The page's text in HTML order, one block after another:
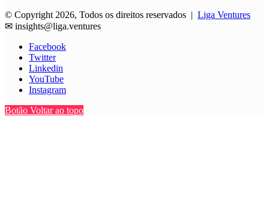
© Copyright 2026, Todos os direitos reservados | Liga Ventures
✉ insights@liga.ventures
Facebook
Twitter
Linkedin
YouTube
Instagram
Botão Voltar ao topo